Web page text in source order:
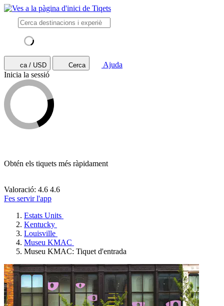
ca / USD Cerca
Ajuda
Inicia la sessió
Obtén els tiquets més ràpidament
Valoració: 4.6 4.6
Fes servir l'app
Estats Units
Kentucky
Louisville
Museu KMAC
Museu KMAC: Tiquet d'entrada